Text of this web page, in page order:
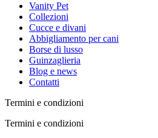
Vanity Pet
Collezioni
Cucce e divani
Abbigliamento per cani
Borse di lusso
Guinzaglieria
Blog e news
Contatti
Termini e condizioni
Termini e condizioni